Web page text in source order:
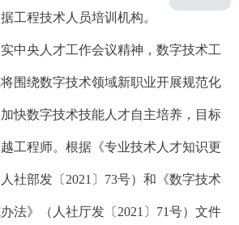
工程技术人员培训机构。
中央人才工作会议精神，数字技术工
围绕数字技术领域新职业开展规范化
快数字技术技能人才自主培养，目标
工程师。根据《专业技术人才知识更
社部发〔2021〕73号）和《数字技术
法》（人社厅发〔2021〕71号）文件